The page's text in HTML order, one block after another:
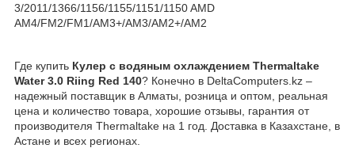
3/2011/1366/1156/1155/1151/1150 AMD
AM4/FM2/FM1/AM3+/AM3/AM2+/AM2
Где купить Кулер с водяным охлаждением Thermaltake
Water 3.0 Riing Red 140? Конечно в DeltaComputers.kz –
надежный поставщик в Алматы, розница и оптом, реальная
цена и количество товара, хорошие отзывы, гарантия от
производителя Thermaltake на 1 год. Доставка в Казахстане, в
Астане и всех регионах.